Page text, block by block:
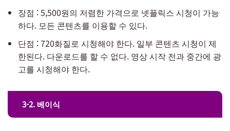
장점 : 5,500원의 저렴한 가격으로 넷플릭스 시청이 가능
하다. 모든 콘텐츠를 이용할 수 있다.
단점 : 720화질로 시청해야 한다. 일부 콘텐츠 시청이 제
한된다. 다운로드를 할 수 없다. 영상 시작 전과 중간에 광
고를 시청해야 한다.
3-2. 베이식